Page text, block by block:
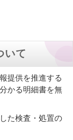
いて
提供を推進する
かる明細書を無
た検査・処置の